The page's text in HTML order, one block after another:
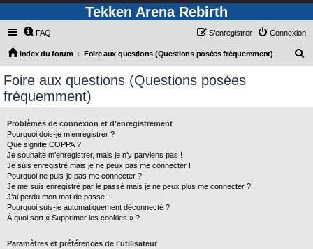
Tekken Arena Rebirth
FAQ Connexion
S’enregistrer
Index du forum Foire aux questions (Questions posées fréquemment)
Foire aux questions (Questions posées
fréquemment)
Problèmes de connexion et d’enregistrement
Pourquoi dois-je m’enregistrer ?
Que signifie COPPA ?
Je souhaite m’enregistrer, mais je n’y parviens pas !
Je suis enregistré mais je ne peux pas me connecter !
Pourquoi ne puis-je pas me connecter ?
Je me suis enregistré par le passé mais je ne peux plus me connecter ?!
J’ai perdu mon mot de passe !
Pourquoi suis-je automatiquement déconnecté ?
À quoi sert « Supprimer les cookies » ?
Paramètres et préférences de l’utilisateur